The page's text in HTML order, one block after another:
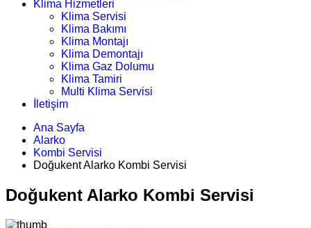
Klima Hizmetleri
Klima Servisi
Klima Bakımı
Klima Montajı
Klima Demontajı
Klima Gaz Dolumu
Klima Tamiri
Multi Klima Servisi
İletişim
Ana Sayfa
Alarko
Kombi Servisi
Doğukent Alarko Kombi Servisi
Doğukent Alarko Kombi Servisi